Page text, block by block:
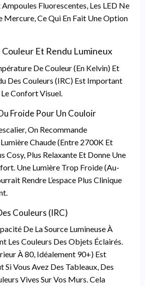
Fluorescentes, Les LED Ne
Mercure, Ce Qui En Fait Une Option
Et Rendu Lumineux
De Couleur (en Kelvin) Et
Des Couleurs (IRC) Est Important
Le Confort Visuel.
Froide Pour Un Couloir
On Recommande
Chaude (entre 2700K Et
Cosy, Plus Relaxante Et Donne Une
Une Lumière Trop Froide (au-
Rendre L’espace Plus Clinique
Couleurs (IRC)
De La Source Lumineuse À
Les Couleurs Des Objets Éclairés.
À 80, Idéalement 90+) Est
Si Vous Avez Des Tableaux, Des
Vives Sur Vos Murs. Cela